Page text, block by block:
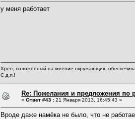
у меня работает
Хрен, положенный на мнение окружающих,
С д.п.!
Re: Пожелания и предложения по
« Ответ #43 : 21 Января 2013, 16:45:43 »
Вроде даже намёка не было, что не